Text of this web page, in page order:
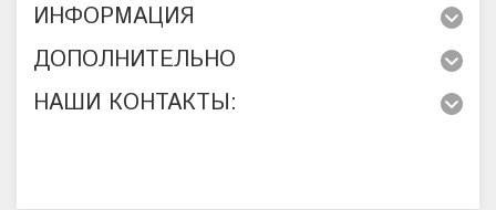
ИНФОРМАЦИЯ
ДОПОЛНИТЕЛЬНО
НАШИ КОНТАКТЫ: